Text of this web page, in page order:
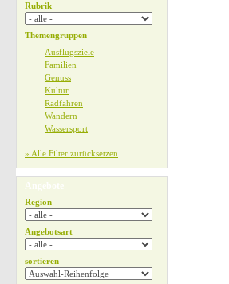
Rubrik
Themengruppen
Ausflugsziele
Familien
Genuss
Kultur
Radfahren
Wandern
Wassersport
» Alle Filter zurücksetzen
Angebote
Region
Angebotsart
sortieren